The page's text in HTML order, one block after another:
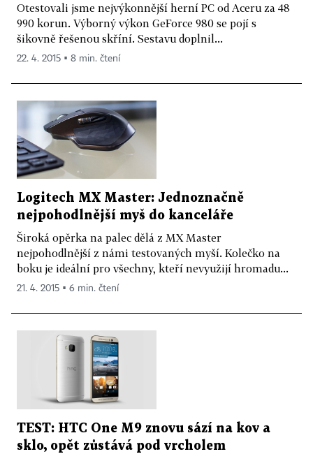
Otestovali jsme nejvýkonnější herní PC od Aceru za 48
990 korun. Výborný výkon GeForce 980 se pojí s
šikovně řešenou skříní. Sestavu doplnil...
22. 4. 2015 ▪ 8 min. čtení
Logitech MX Master: Jednoznačně
nejpohodlnější myš do kanceláře
Široká opěrka na palec dělá z MX Master
nejpohodlnější z námi testovaných myší. Kolečko na
boku je ideální pro všechny, kteří nevyužijí hromadu...
21. 4. 2015 ▪ 6 min. čtení
TEST: HTC One M9 znovu sází na kov a
sklo, opět zůstává pod vrcholem